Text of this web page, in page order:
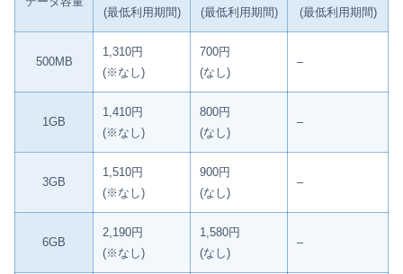
(最低利用期間)
(最低利用期間)
(最低利用期間)
500MB
1,310円
(※なし)
700円
(なし)
–
1GB
1,410円
(※なし)
800円
(なし)
–
3GB
1,510円
(※なし)
900円
(なし)
–
6GB
2,190円
(※なし)
1,580円
(なし)
–